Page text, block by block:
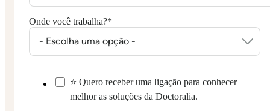
Onde você trabalha?*
⭐ Quero receber uma ligação para conhecer
melhor as soluções da Doctoralia.